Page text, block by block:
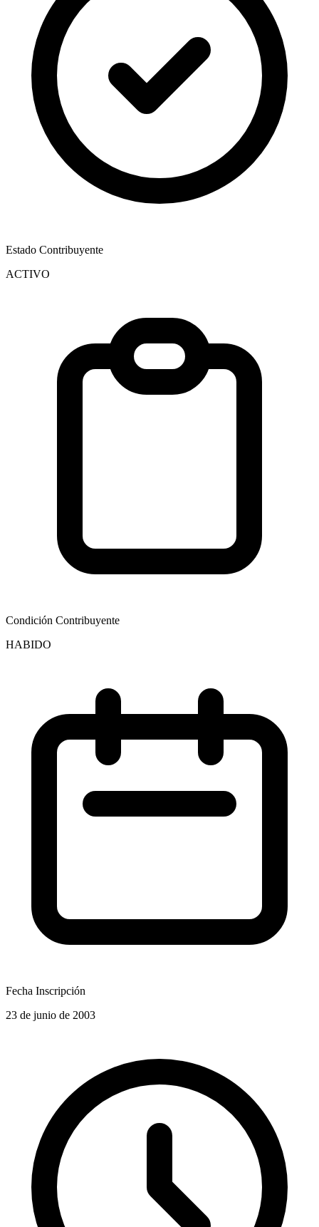
Estado Contribuyente
ACTIVO
Condición Contribuyente
HABIDO
Fecha Inscripción
23 de junio de 2003